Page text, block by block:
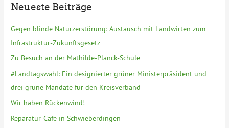
n
n
a
c
Neueste Beiträge
Gegen blinde Naturzerstörung: Austausch mit Landwirten zum
Infrastruktur-Zukunftsgesetz
Zu Besuch an der Mathilde-Planck-Schule
#Landtagswahl: Ein designierter grüner Ministerpräsident und
drei grüne Mandate für den Kreisverband
Wir haben Rückenwind!
Reparatur-Cafe in Schwieberdingen